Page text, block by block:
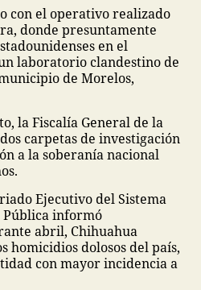
con el operativo realizado
donde presuntamente
en el
laboratorio clandestino de
de Morelos,
la Fiscalía General de la
carpetas de investigación
a la soberanía nacional
Ejecutivo del Sistema
Pública informó
abril, Chihuahua
homicidios dolosos del país,
con mayor incidencia a